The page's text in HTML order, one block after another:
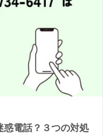
惑電話？３つの対処